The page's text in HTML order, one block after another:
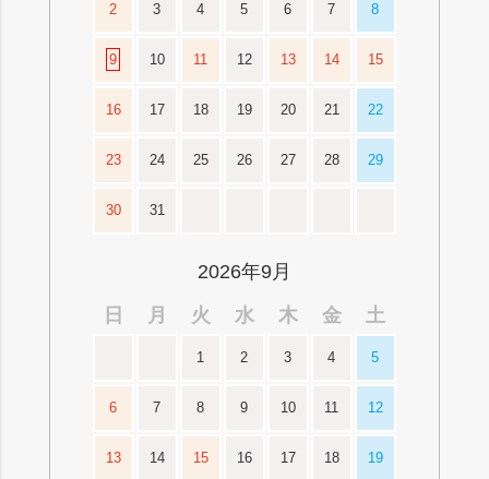
2 3 4 5 6 7 8
9 10 11 12 13 14 15
16 17 18 19 20 21 22
23 24 25 26 27 28 29
30 31
2026年9月
日
月 火 水 木 金 土
1 2 3 4 5
6 7 8 9 10 11 12
13 14 15 16 17 18 19